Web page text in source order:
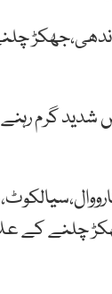
آندھی،جھکڑ
گرم
جھکڑ چلنے